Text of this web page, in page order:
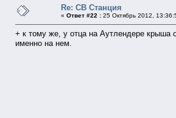
Re: СВ Станция
« Ответ #22 : 25 Октябрь 2012,
+ к тому же, у отца на Аутлендере крыша
именно на нем.